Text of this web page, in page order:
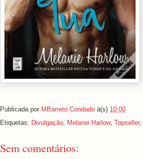
Publicada por MBarreto Condado à(s) 10:00
Etiquetas: Divulgação, Melanie Harlow, Topseller,
Sem comentários: